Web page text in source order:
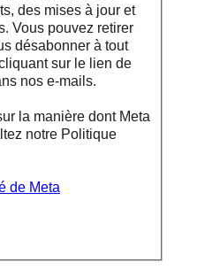
des mises à jour et
Vous pouvez retirer
désabonner à tout
sur le lien de
nos e-mails.
la manière dont Meta
notre Politique
de Meta